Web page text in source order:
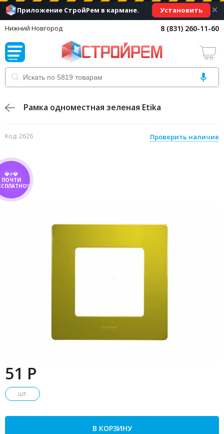
Приложение СтройРем в кармане. Установить ×
Нижний Новгород 8 (831) 260-11-60
Рамка одноместная зеленая Etika
Код: 2626 Проверить наличие
💎⚡💎
ПОЧТИ
51 P
шт.
В КОРЗИНУ